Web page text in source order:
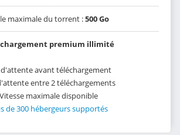
maximale du torrent :500 Go
premium illimité
d'attente avant téléchargement
entre 2 téléchargements
Vitesse maximale disponible
de 300 hébergeurs supportés